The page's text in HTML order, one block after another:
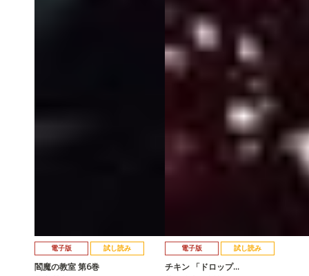
電子版 試し読み
閻魔の教室 第6巻
電子版 試し読み
チキン 「ドロップ…